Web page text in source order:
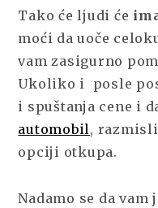
Tako će ljudi će
moći da uoče
vam zasigurno
Ukoliko i posle
i spuštanja cene i
automobil,
opciji otkupa.
Nadamo se da vam